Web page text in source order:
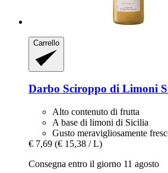
Carrello
Darbo Sciroppo di Limoni
Alto contenuto di frutta
A base di limoni di Sicilia
Gusto meravigliosamente
€ 7,69 (€ 15,38 / L)
Consegna entro il giorno 11 agosto